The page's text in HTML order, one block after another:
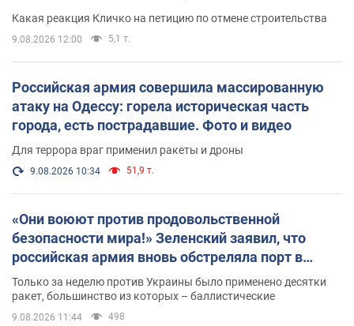
Какая реакция Кличко на петицию по отмене строительства
9.08.2026 12:00 5,1 т.
Российская армия совершила массированную
атаку на Одессу: горела историческая часть
города, есть пострадавшие. Фото и видео
Для террора враг применил ракеты и дроны
9.08.2026 10:34 51,9 т.
«Они воюют против продовольственной
безопасности мира!» Зеленский заявил, что
российская армия вновь обстреляла порт в
Одессе
Только за неделю против Украины было применено десятки
ракет, большинство из которых – баллистические
9.08.2026 11:44 498